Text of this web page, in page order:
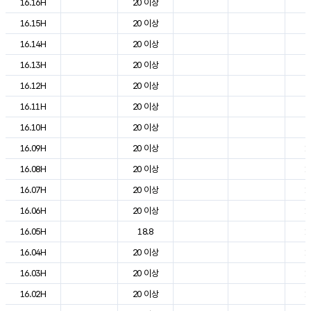
16.16H 20 이상
16.15H
20 이상
16.14H
20 이상
16.13H
20 이상
16.12H
20 이상
16.11H
20 이상
16.10H
20 이상
16.09H
20 이상
16.08H
20 이상
16.07H
20 이상
16.06H
20 이상
16.05H
18.8
16.04H
20 이상
16.03H
20 이상
16.02H
20 이상